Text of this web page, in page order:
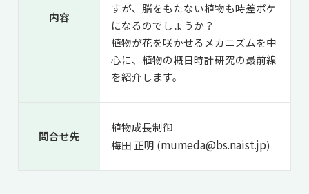
内容
すが、脳をもたない植物も時差ボケ
になるのでしょうか？
植物が花を咲かせるメカニズムを中
心に、植物の概日時計研究の最前線
を紹介します。
問合せ先
植物成長制御
梅田 正明 (mumeda@bs.naist.jp)